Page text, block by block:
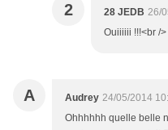
2 28 JEDB 26/
Ouiiiiii !!!<br /
A Audrey 24/05/2014
Ohhhhhh quelle belle